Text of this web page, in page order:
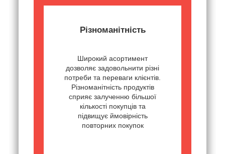
Різноманітність
Широкий асортимент
дозволяє задовольнити різні
потреби та переваги клієнтів.
Різноманітність продуктів
сприяє залученню більшої
кількості покупців та
підвищує ймовірність
повторних покупок